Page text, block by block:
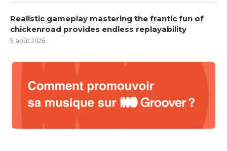
Realistic gameplay mastering the frantic fun of
chickenroad provides endless replayability
5 août 2026